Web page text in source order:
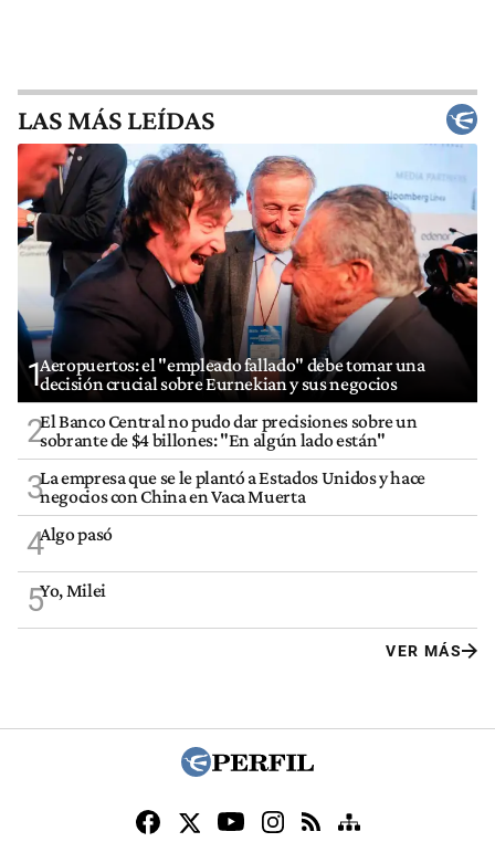
LAS MÁS LEÍDAS
1Aeropuertos: el "empleado fallado" debe tomar una
decisión crucial sobre Eurnekian y sus negocios
2El Banco Central no pudo dar precisiones sobre un
sobrante de $4 billones: "En algún lado están"
3La empresa que se le plantó a Estados Unidos y hace
negocios con China en Vaca Muerta
4Algo pasó
5Yo, Milei
VER MÁS